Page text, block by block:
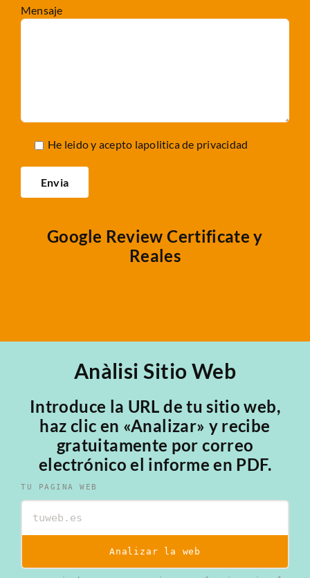
Mensaje
He leido y acepto lapolitica de privacidad
Google Review Certificate y
Reales
Anàlisi Sitio Web
Introduce la URL de tu sitio web,
haz clic en «Analizar» y recibe
gratuitamente por correo
electrónico el informe en PDF.
TU PAGINA WEB
Analizar la web